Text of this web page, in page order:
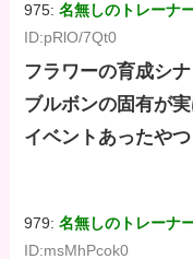
975:名無しのトレーナ
ID:pRlO/7Qt0
フラワーの育成シ
ブルボンの固有が
イベントあったやつ
979:名無しのトレーナ
ID:msMhPcok0